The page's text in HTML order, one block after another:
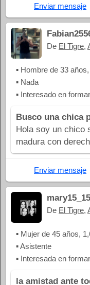
Enviar mensaje
De El Tigre,
▪ Hombre de 33
▪ Nada
▪ Interesado en
Busco una chica
Hola soy un chico
madura con
Enviar mensaje
mary15_15
De El Tigre,
▪ Mujer de 45 años,
▪ Asistente
▪ Interesada en
la amistad ante